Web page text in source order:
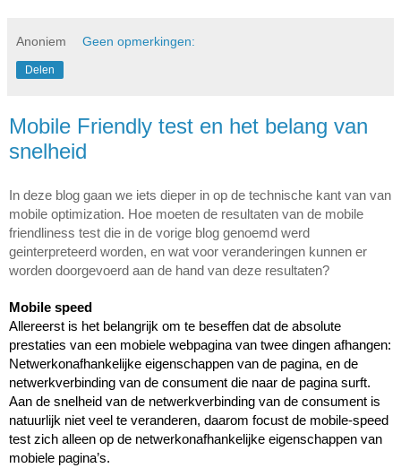
Anoniem Geen opmerkingen:
Delen
Mobile Friendly test en het belang van
snelheid
In deze blog gaan we iets dieper in op de technische kant van van
mobile optimization. Hoe moeten de resultaten van de mobile
friendliness test die in de vorige blog genoemd werd
geinterpreteerd worden, en wat voor veranderingen kunnen er
worden doorgevoerd aan de hand van deze resultaten?
Mobile speed
Allereerst is het belangrijk om te beseffen dat de absolute
prestaties van een mobiele webpagina van twee dingen afhangen:
Netwerkonafhankelijke eigenschappen van de pagina, en de
netwerkverbinding van de consument die naar de pagina surft.
Aan de snelheid van de netwerkverbinding van de consument is
natuurlijk niet veel te veranderen, daarom focust de mobile-speed
test zich alleen op de netwerkonafhankelijke eigenschappen van
mobiele pagina’s.